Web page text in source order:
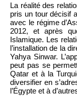
La réalité des
pris un tour décisif
avec le régime
2012, et après
Islamique. Les
l’installation de la
Yahya Sinwar.
peut pas se
Qatar et à la
diversifier en
l’Égypte et à